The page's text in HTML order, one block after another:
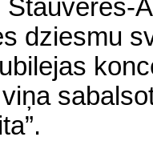
Štauveres-
dziesmu